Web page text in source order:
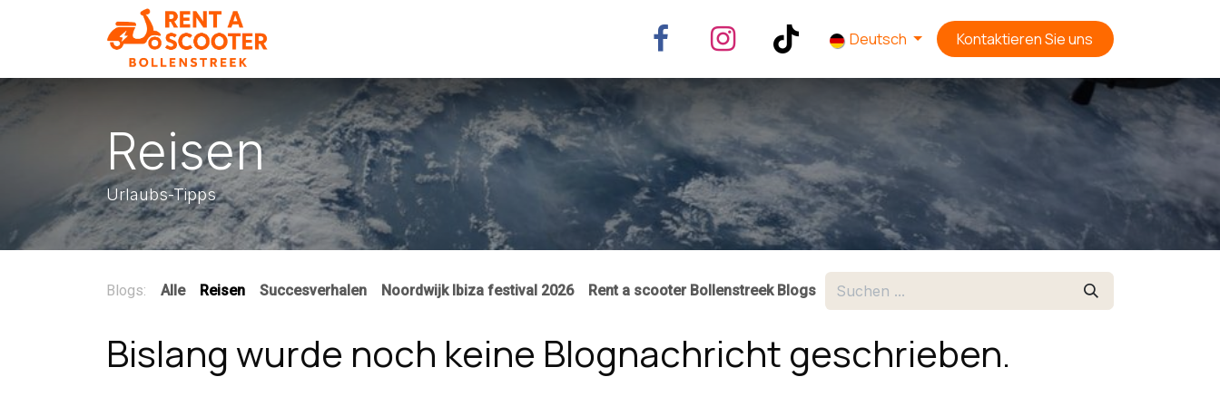
Formule 1 Zandvoort 2026 Deutsch Kontaktieren Sie uns
Reisen
Urlaubs-Tipps
Blogs: Alle Reisen Succesverhalen Noordwijk Ibiza festival 2026 Rent a scooter Bollenstreek Blogs
Bislang wurde noch keine Blognachricht geschrieben.